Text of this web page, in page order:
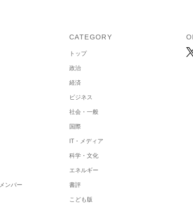
ンバー
CATEGORY
トップ
政治
経済
ビジネス
社会・一般
国際
IT・メディア
科学・文化
エネルギー
書評
こども版